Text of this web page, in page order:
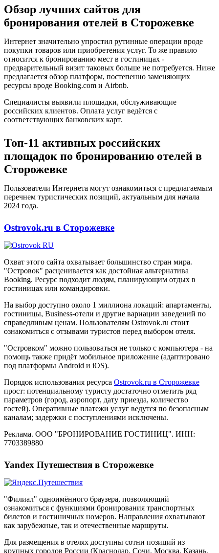
Обзор лучших сайтов для
бронирования отелей в Сторожевке
Интернет значительно упростил рутинные операции вроде
покупки товаров или приобретения услуг. То же правило
относится к бронированию мест в гостиницах -
предварительный визит таковых больше не потребуется. Ниже
предлагается обзор платформ, постепенно заменяющих
ресурсы вроде Booking.com и Airbnb.
Специалисты выявили площадки, обслуживающие
российских клиентов. Оплата услуг ведётся с
соответствующих банковских карт.
Топ-11 активных российских
площадок по бронированию отелей в
Сторожевке
Пользователи Интернета могут ознакомиться с предлагаемым
перечнем туристических позиций, актуальным для начала
2024 года.
Ostrovok.ru в Сторожевке
Охват этого сайта охватывает большинство стран мира.
"Островок" расценивается как достойная альтернатива
Booking. Ресурс подходит людям, планирующим отдых в
гостиницах или командировки.
На выбор доступно около 1 миллиона локаций: апартаменты,
гостиницы, Business-отели и другие вариации заведений по
справедливым ценам. Пользователям Ostrovok.ru стоит
ознакомиться с отзывами туристов перед выбором отеля.
"Островком" можно пользоваться не только с компьютера - на
помощь также придёт мобильное приложение (адаптировано
под платформы Android и iOS).
Порядок использования ресурса Ostrovok.ru в Сторожевке
прост: потенциальному туристу достаточно отметить ряд
параметров (город, аэропорт, дату приезда, количество
гостей). Оперативные платежи услуг ведутся по безопасным
каналам; задержки с поступлениями исключены.
Реклама. ООО "БРОНИРОВАНИЕ ГОСТИНИЦ". ИНН:
7703389880
Yandex Путешествия в Сторожевке
"Филиал" одноимённого браузера, позволяющий
ознакомиться с функциями бронирования транспортных
билетов и гостиничных номеров. Направления охватывают
как зарубежные, так и отечественные маршруты.
Для размещения в отелях доступны сотни позиций из
крупных городов России (Краснодар, Сочи, Москва, Казань,